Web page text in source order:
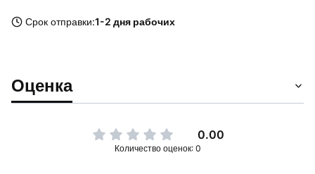
Срок отправки:1-2 дня рабочих
Оценка
0.00
Количество оценок: 0